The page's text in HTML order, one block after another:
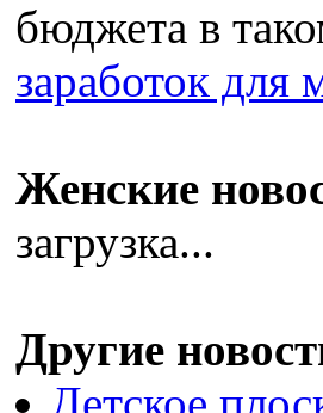
бюджета в
заработок для
Женские
загрузка...
Другие